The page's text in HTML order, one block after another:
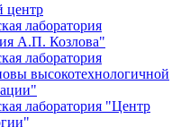
центр
лаборатория
А.П. Козлова"
лаборатория
высокотехнологичной
лаборатория "Центр